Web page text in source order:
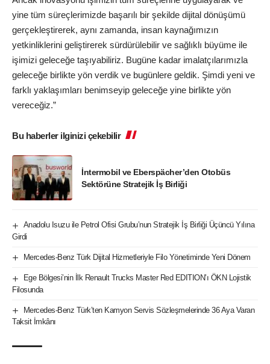
yine tüm süreçlerimizde başarılı bir şekilde dijital dönüşümü
gerçekleştirerek, aynı zamanda, insan kaynağımızın
yetkinliklerini geliştirerek sürdürülebilir ve sağlıklı büyüme ile
işimizi geleceğe taşıyabiliriz. Bugüne kadar imalatçılarımızla
geleceğe birlikte yön verdik ve bugünlere geldik. Şimdi yeni ve
farklı yaklaşımları benimseyip geleceğe yine birlikte yön
vereceğiz.”
Bu haberler ilginizi çekebilir
İntermobil ve Eberspächer’den Otobüs
Sektörüne Stratejik İş Birliği
Anadolu Isuzu ile Petrol Ofisi Grubu’nun Stratejik İş Birliği Üçüncü Yılına
Girdi
Mercedes-Benz Türk Dijital Hizmetleriyle Filo Yönetiminde Yeni Dönem
Ege Bölgesi’nin İlk Renault Trucks Master Red EDITION’ı ÖKN Lojistik
Filosunda
Mercedes-Benz Türk’ten Kamyon Servis Sözleşmelerinde 36 Aya Varan
Taksit İmkânı